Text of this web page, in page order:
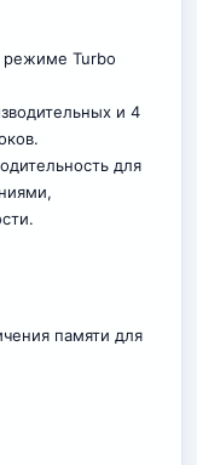
режиме Turbo
и 4
для
памяти для